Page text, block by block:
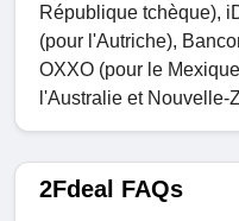
République tchèque),
(pour l'Autriche),
OXXO (pour le
l'Australie et Nouvelle-
2Fdeal FAQs